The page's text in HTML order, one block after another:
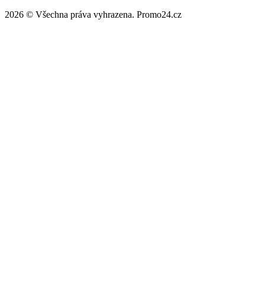
2026 © Všechna práva vyhrazena. Promo24.cz